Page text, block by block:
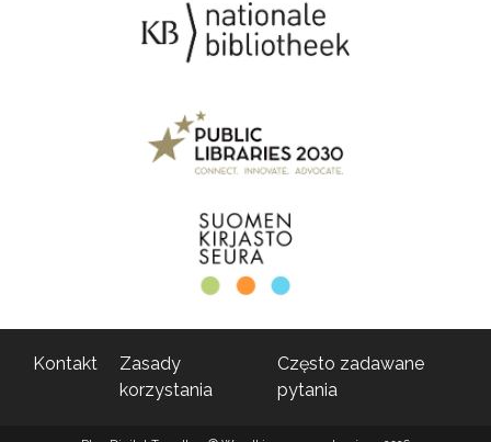
Kontakt
Zasady
korzystania
Często zadawane
pytania